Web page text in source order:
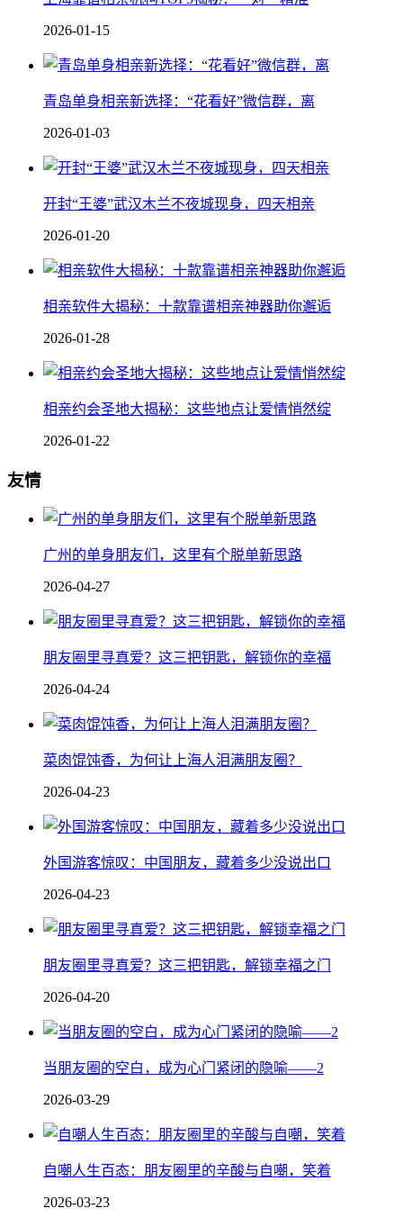
2026-01-15
青岛单身相亲新选择：“花看好”微信群，离
2026-01-03
开封“王婆”武汉木兰不夜城现身，四天相亲
2026-01-20
相亲软件大揭秘：十款靠谱相亲神器助你邂逅
2026-01-28
相亲约会圣地大揭秘：这些地点让爱情悄然绽
2026-01-22
友情
广州的单身朋友们，这里有个脱单新思路
2026-04-27
朋友圈里寻真爱？这三把钥匙，解锁你的幸福
2026-04-24
菜肉馄饨香，为何让上海人泪满朋友圈？
2026-04-23
外国游客惊叹：中国朋友，藏着多少没说出口
2026-04-23
朋友圈里寻真爱？这三把钥匙，解锁幸福之门
2026-04-20
当朋友圈的空白，成为心门紧闭的隐喻——2
2026-03-29
自嘲人生百态：朋友圈里的辛酸与自嘲，笑着
2026-03-23